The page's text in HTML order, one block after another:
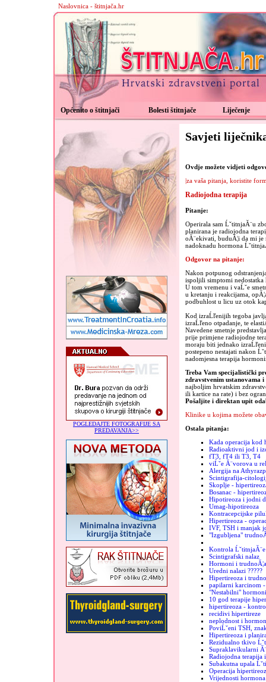
Naslovnica - štitnjača.hr
Općenito o štitnjači Bolesti štitnjače Liječenje
POGLEDAJTE FOTOGRAFIJE SA
PREDAVANJA>>
Savjeti
Ovdje možete vidjeti
|za vaša pitanja, koristite
Radiojodna terapija
Pitanje:
Operirala sam ĹˇtitnjaĂ¨u
planirana je radiojodna
oĂ¨ekivati, buduĂ¦i da mi
nadoknadu hormona
Odgovor na pitanje:
Nakon potpunog
ispoljili simptomi nedostatka
U tom vremenu i vaĹˇe
u kretanju i reakcijama,
podbuhlost u licu uz otok
Kod izraĹľenijih tegoba
izraĹľeno otpadanje, te
Navedene smetnje
prije primjene radiojodne
moraju biti jednako
postepeno nestajati nakon
nadomjesna terapija
Treba Vam specijalistički
zdravstvenim ustanovama
najboljim hrvatskim
ili kartice na rate) i bez
Pošaljite i direktan upit
Klinike u kojima možete
Ostala pitanja:
Kada operacija kod
Radioaktivni jod i
fT3, fT4 ili T3, T4
viĹˇe Ă¨vorova u
Alergija na
Scintigrafija-
Skoplje -
Bosanac -
Hipotireoza i jodni
Umag-hipotireoza
Kontracepcijske
Hipertireoza -
IVF, TSH i manjak
"Izgubljena"
Kontrola
Scintigrafski nalaz
Hormoni i trudnoĂ¦a
Uredni nalazi ?????
Hipertireoza i
papilarni karcinom
"Nestabilni" hormoni
10 god terapije
hipertireoza -
recidivi hipertireze
neplodnost i
PoviĹˇeni TSH,
Hipertireoza i
Rezidualno tkivo
Supraklavikularni
Radiojodna terapija
Subakutna upala
Operacija
Vrijednosti hormona